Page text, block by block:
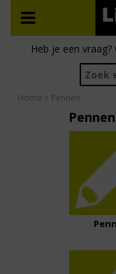
Heb je een vraag?
Home > Pennen